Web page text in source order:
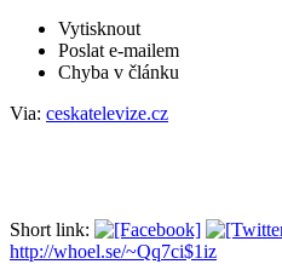
Vytisknout
Poslat e-mailem
Chyba v článku
Via: ceskatelevize.cz
Short link:
http://whoel.se/~Qq7ci$1iz